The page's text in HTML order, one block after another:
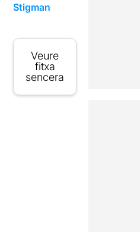
Stigman
Veure
fitxa
sencera